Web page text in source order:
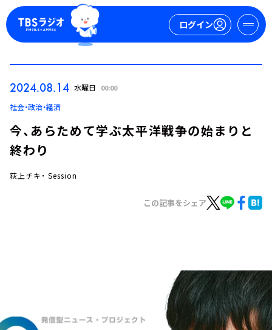
ログイン
会社情報
2024.08.14 水曜日 00:00
社会・政治・経済
今、あらためて学ぶ太平洋戦争の始まりと
終わり
荻上チキ・ Session
この記事をシェア